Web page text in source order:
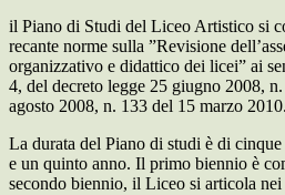
il Piano di Studi del Liceo Artistico si
recante norme sulla ”Revisione
organizzativo e didattico dei licei” ai
4, del decreto legge 25 giugno 2008,
agosto 2008, n. 133 del 15 marzo 2010.
La durata del Piano di studi è di
e un quinto anno. Il primo biennio è
secondo biennio, il Liceo si articola